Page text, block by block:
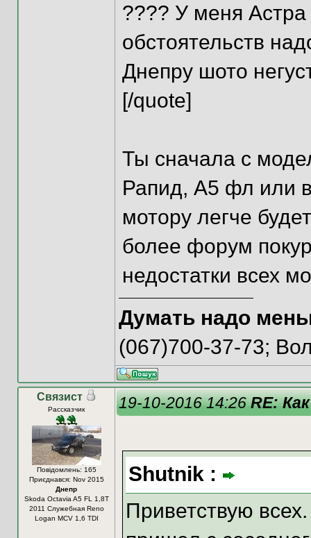
???? У меня
обстоятельств
Днепру шото
[/quote]
Ты сначала с
Рапид, А5 фл или
мотору легче
более форум
недостатки всех
Думать надо
(067)700-37-73;
Связист
Рассказчик
Повідомлень: 165
Приєднався: Nov 2015
Днепр
Skoda Octavia A5 FL 1,8T
2011 Служебная Reno
Logan MCV 1,6 TDI
19-10-2016 14:26RE:
Shutnik :
Приветствую